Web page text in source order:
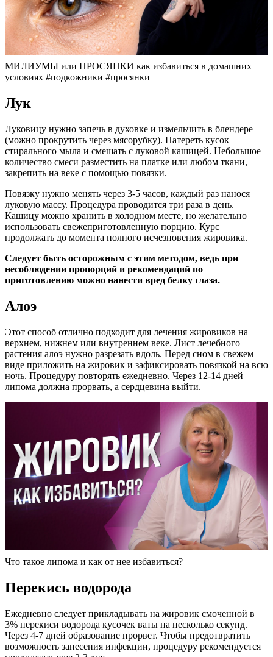
МИЛИУМЫ или ПРОСЯНКИ как избавиться в домашних
условиях #подкожники #просянки
Лук
Луковицу нужно запечь в духовке и измельчить в блендере
(можно прокрутить через мясорубку). Натереть кусок
стирального мыла и смешать с луковой кашицей. Небольшое
количество смеси разместить на платке или любом ткани,
закрепить на веке с помощью повязки.
Повязку нужно менять через 3-5 часов, каждый раз нанося
луковую массу. Процедура проводится три раза в день.
Кашицу можно хранить в холодном месте, но желательно
использовать свежеприготовленную порцию. Курс
продолжать до момента полного исчезновения жировика.
Следует быть осторожным с этим методом, ведь при
несоблюдении пропорций и рекомендаций по
приготовлению можно нанести вред белку глаза.
Алоэ
Этот способ отлично подходит для лечения жировиков на
верхнем, нижнем или внутреннем веке. Лист лечебного
растения алоэ нужно разрезать вдоль. Перед сном в свежем
виде приложить на жировик и зафиксировать повязкой на всю
ночь. Процедуру повторять ежедневно. Через 12-14 дней
липома должна прорвать, а сердцевина выйти.
Что такое липома и как от нее избавиться?
Перекись водорода
Ежедневно следует прикладывать на жировик смоченной в
3% перекиси водорода кусочек ваты на несколько секунд.
Через 4-7 дней образование прорвет. Чтобы предотвратить
возможность занесения инфекции, процедуру рекомендуется